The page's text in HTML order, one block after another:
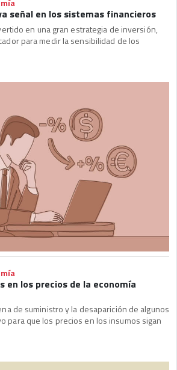
señal en los sistemas financieros
en una gran estrategia de inversión,
para medir la sensibilidad de los
en los precios de la economía
de suministro y la desaparición de algunos
para que los precios en los insumos sigan